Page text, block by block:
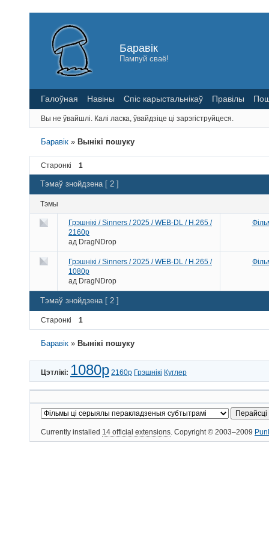
Баравік
Пампуй сваё!
Галоўная Навіны Спіс карыстальнікаў Правілы
Вы не ўвайшлі. Калі ласка, ўвайдзіце ці зарэгіструйцеся.
Баравік » Вынікі пошуку
Старонкі 1
Тэмаў знойдзена [ 2 ]
Тэмы
Грэшнікі / Sinners / 2025 / WEB-DL / H.265 /
2160p
ад DragNDrop
Грэшнікі / Sinners / 2025 / WEB-DL / H.265 /
1080p
ад DragNDrop
Тэмаў знойдзена [ 2 ]
Старонкі 1
Баравік » Вынікі пошуку
Цэтлікі: 1080p 2160p Грэшнікі Куглер
Currently installed 14 official extensions. Copyright © 2003–2009